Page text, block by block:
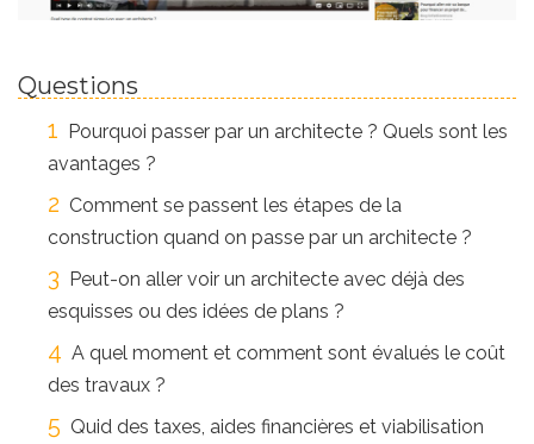
Questions
Pourquoi passer par un architecte ? Quels sont les
avantages ?
Comment se passent les étapes de la
construction quand on passe par un architecte ?
Peut-on aller voir un architecte avec déjà des
esquisses ou des idées de plans ?
A quel moment et comment sont évalués le coût
des travaux ?
Quid des taxes, aides financières et viabilisation